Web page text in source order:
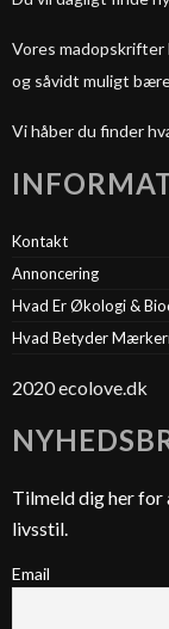
Vores
og såvidt muligt
Vi håber du finder
Kontakt
Annoncering
Hvad Er Økologi &
Hvad Betyder
2020 ecolove.dk
Tilmeld dig her for
livsstil.
Email